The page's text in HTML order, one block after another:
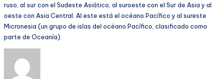
ruso, al sur con el Sudeste Asiático, al suroeste con el Sur de Asia y al
oeste con Asia Central. Al este está el océano Pacífico y al sureste
Micronesia (un grupo de islas del océano Pacífico, clasificado como
parte de Oceanía).